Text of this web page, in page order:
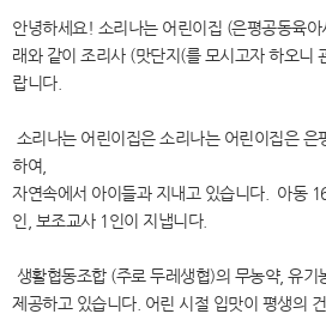
안녕하세요! 소리나는 어린이집 (은평공동육
래와 같이 조리사 (맛단지(를 모시고자 하오니
랍니다.
소리나는 어린이집은 소리나는 어린이집은 은
하여,
자연속에서 아이들과 지내고 있습니다. 아동
인, 보조교사 1인이 지냅니다.
생활협동조합 (주로 두레생협)의 무농약, 유기
제공하고 있습니다. 어린 시절 입맛이 평생의